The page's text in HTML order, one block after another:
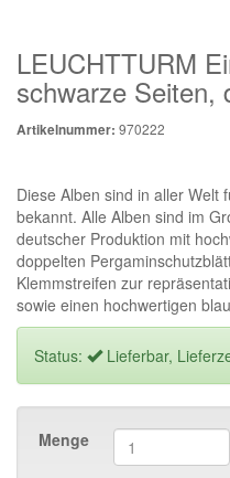
LEUCHTTURM
schwarze Seiten,
Artikelnummer: 970222
Diese Alben sind in aller Welt
bekannt. Alle Alben sind im
deutscher Produktion mit
doppelten
Klemmstreifen zur
sowie einen hochwertigen
Status: Lieferbar,
Menge